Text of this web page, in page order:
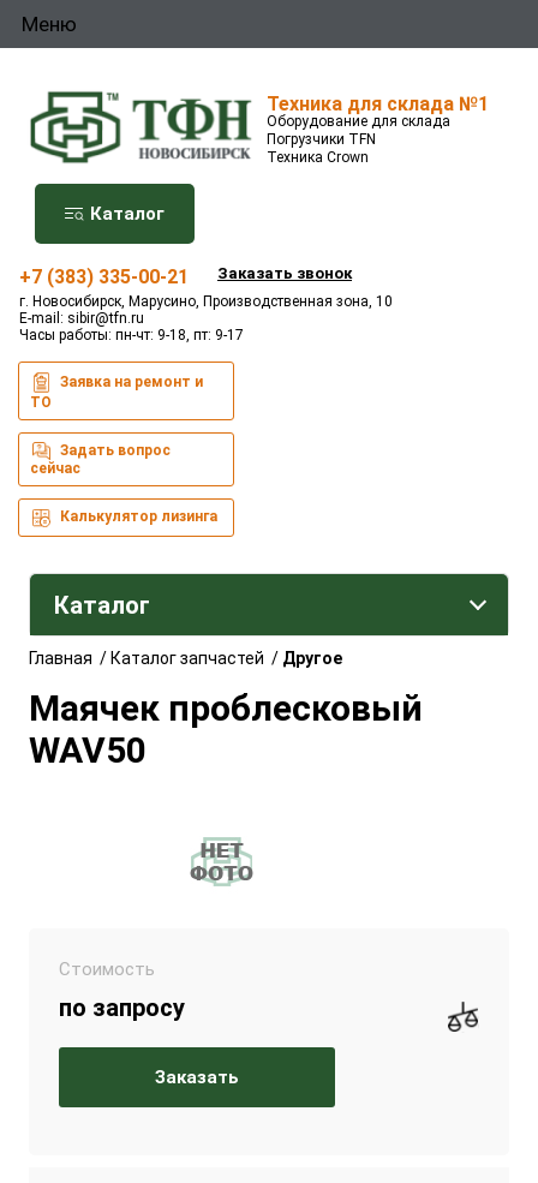
Меню
Техника для склада №1
Оборудование для склада
Погрузчики TFN
Техника Crown
Каталог
+7 (383) 335-00-21 Заказать звонок
г. Новосибирск, Марусино, Производственная зона, 10
E-mail: sibir@tfn.ru
Часы работы: пн-чт: 9-18, пт: 9-17
Заявка на ремонт и
ТО
Задать вопрос
сейчас
Калькулятор лизинга
Каталог
Главная /Каталог запчастей / Другое
Маячек проблесковый
WAV50
Стоимость
по запросу
Заказать